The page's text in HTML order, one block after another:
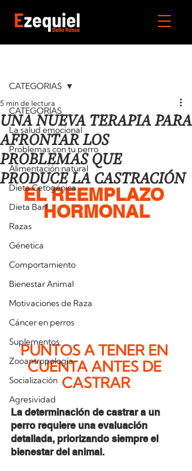
CATEGORIAS
La salud emocional
Problemas con tu perro
Alimentación natural
Dieta Cetogénica
Dieta Barf
Razas
Génetica
Comportamiento
Bienestar Animal
Motivaciones de Raza
Cáncer en perros
Suplementos
Zooantropología
Socialización
Agresividad
CATEGORIAS
UNA NUEVA TERAPIA PARA
AFRONTAR LOS
PROBLEMAS QUE
PRODUCE LA CASTRACIÓN
5 min de lectura
EL REEMPLAZO
HORMONAL
PUNTOS A TENER EN
CUENTA ANTES DE
CASTRAR
La determinación de castrar a un
perro requiere una evaluación
detallada, priorizando siempre el
bienestar del animal.